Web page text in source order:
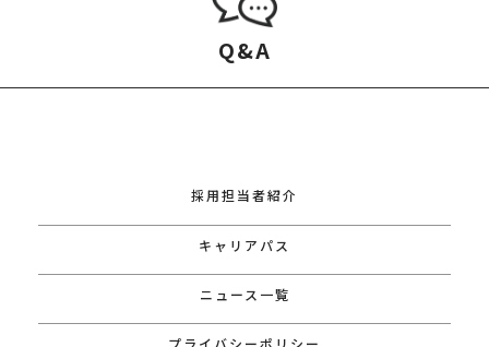
Q&A
採用担当者紹介
キャリアパス
ニュース一覧
プライバシーポリシー